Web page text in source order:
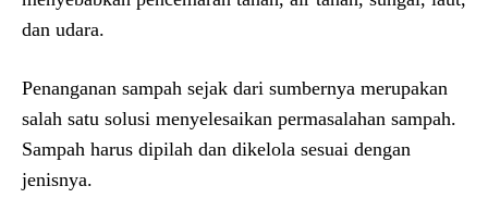
dan udara.
Penanganan sampah sejak dari sumbernya merupakan
salah satu solusi menyelesaikan permasalahan sampah.
Sampah harus dipilah dan dikelola sesuai dengan
jenisnya.